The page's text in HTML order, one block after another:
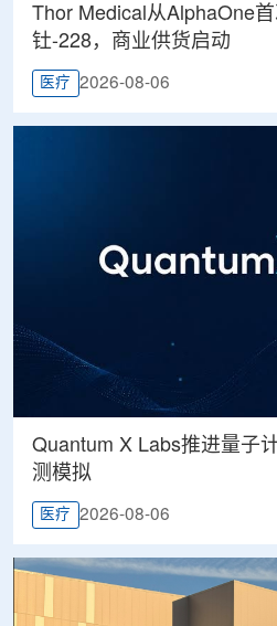
Thor Medical从AlphaOne
钍-228，商业供货启动
医疗 2026-08-06
Quantum X Labs推进量子
测模拟
医疗 2026-08-06